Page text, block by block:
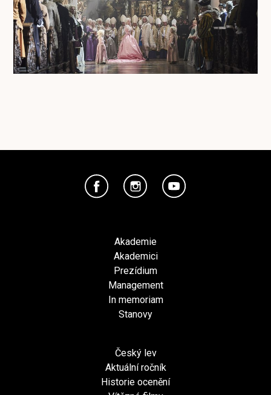
Akademie
Akademici
Prezídium
Management
In memoriam
Stanovy
Český lev
Aktuální ročník
Historie ocenění